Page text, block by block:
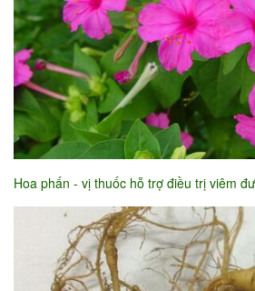
Hoa phấn - vị thuốc hỗ trợ điều trị viêm